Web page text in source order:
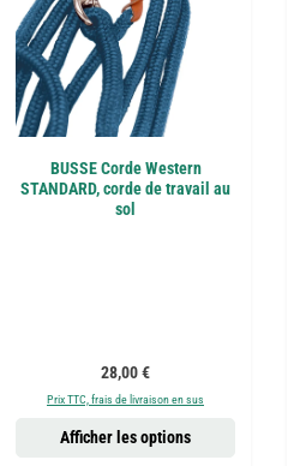
BUSSE Corde Western
STANDARD, corde de travail au
sol
Prix régulier :
28,00 €
Prix TTC, frais de livraison en sus
Afficher les options